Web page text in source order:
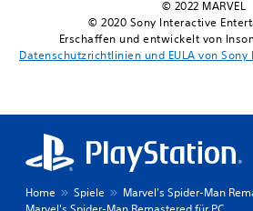
© 2022 MARVEL
© 2020 Sony Interactive
Erschaffen und entwickelt von
Datenschutzrichtlinien und EULA von
Home Spiele
Marvel's Spider-Man